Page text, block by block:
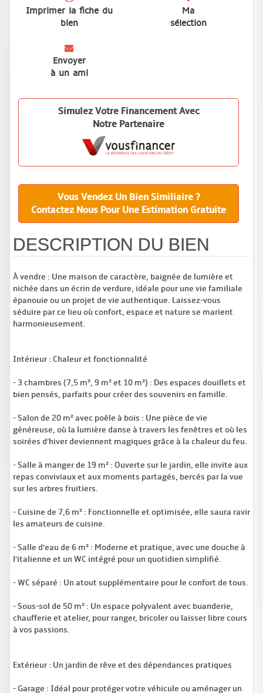
Imprimer la fiche du
bien
Ma
sélection
Envoyer
à un ami
Simulez Votre Financement Avec
Notre Partenaire
Vous Vendez Un Bien Similiaire ?
Contactez Nous Pour Une Estimation Gratuite
DESCRIPTION DU BIEN
À vendre : Une maison de caractère, baignée de lumière et
nichée dans un écrin de verdure, idéale pour une vie familiale
épanouie ou un projet de vie authentique. Laissez-vous
séduire par ce lieu où confort, espace et nature se marient
harmonieusement.
Intérieur : Chaleur et fonctionnalité
- 3 chambres (7,5 m², 9 m² et 10 m²) : Des espaces douillets et
bien pensés, parfaits pour créer des souvenirs en famille.
- Salon de 20 m² avec poêle à bois : Une pièce de vie
généreuse, où la lumière danse à travers les fenêtres et où les
soirées d’hiver deviennent magiques grâce à la chaleur du feu.
- Salle à manger de 19 m² : Ouverte sur le jardin, elle invite aux
repas conviviaux et aux moments partagés, bercés par la vue
sur les arbres fruitiers.
- Cuisine de 7,6 m² : Fonctionnelle et optimisée, elle saura ravir
les amateurs de cuisine.
- Salle d’eau de 6 m² : Moderne et pratique, avec une douche à
l’italienne et un WC intégré pour un quotidien simplifié.
- WC séparé : Un atout supplémentaire pour le confort de tous.
- Sous-sol de 50 m² : Un espace polyvalent avec buanderie,
chaufferie et atelier, pour ranger, bricoler ou laisser libre cours
à vos passions.
Extérieur : Un jardin de rêve et des dépendances pratiques
- Garage : Idéal pour protéger votre véhicule ou aménager un